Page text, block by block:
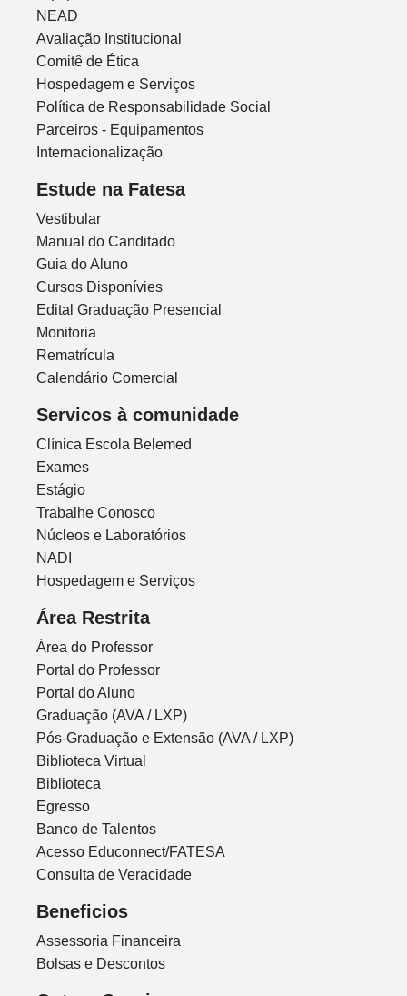
NEAD
Avaliação Institucional
Comitê de Ética
Hospedagem e Serviços
Política de Responsabilidade Social
Parceiros - Equipamentos
Internacionalização
Estude na Fatesa
Vestibular
Manual do Canditado
Guia do Aluno
Cursos Disponívies
Edital Graduação Presencial
Monitoria
Rematrícula
Calendário Comercial
Servicos à comunidade
Clínica Escola Belemed
Exames
Estágio
Trabalhe Conosco
Núcleos e Laboratórios
NADI
Hospedagem e Serviços
Área Restrita
Área do Professor
Portal do Professor
Portal do Aluno
Graduação (AVA / LXP)
Pós-Graduação e Extensão (AVA / LXP)
Biblioteca Virtual
Biblioteca
Egresso
Banco de Talentos
Acesso Educonnect/FATESA
Consulta de Veracidade
Beneficios
Assessoria Financeira
Bolsas e Descontos